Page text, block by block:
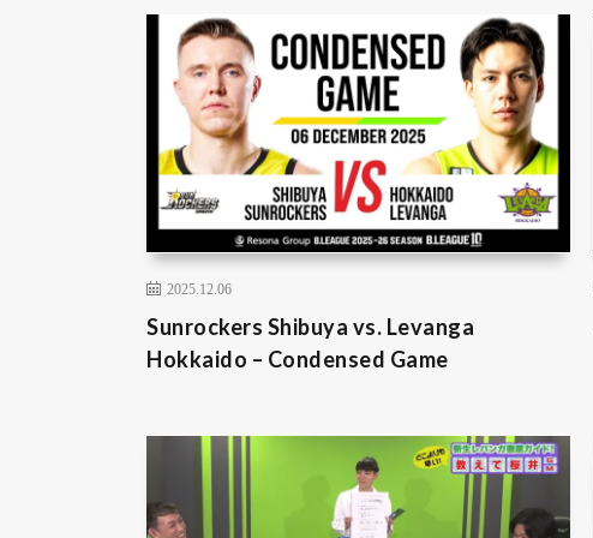
2025.12.06
Sunrockers Shibuya vs. Levanga
Hokkaido – Condensed Game